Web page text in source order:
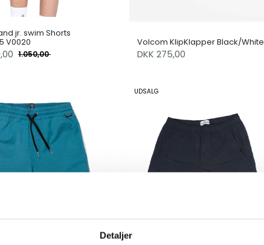
Detaljer
jr. swim Shorts
V0020
1.050,00
Volcom KlipKlapper Black/White
DKK 275,00
UDSALG